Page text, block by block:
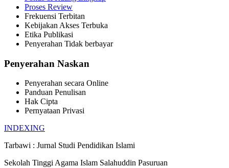
Proses Review
Frekuensi Terbitan
Kebijakan Akses Terbuka
Etika Publikasi
Penyerahan Tidak berbayar
Penyerahan Naskan
Penyerahan secara Online
Panduan Penulisan
Hak Cipta
Pernyataan Privasi
INDEXING
Tarbawi : Jurnal Studi Pendidikan Islami
Sekolah Tinggi Agama Islam Salahuddin Pasuruan